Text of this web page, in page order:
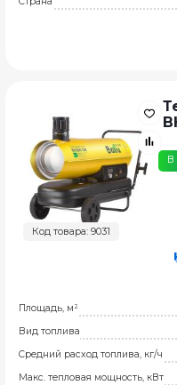
Код товара: 9031
В
Площадь, м²
Вид топлива
Средний расход топлива, кг/ч
Макс. тепловая мощность, кВт